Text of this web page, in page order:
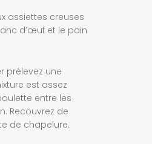
assiettes creuses
d’œuf et le pain
prélevez une
est assez
entre les
Recouvrez de
de chapelure.